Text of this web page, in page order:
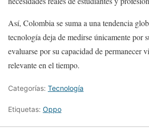
Así, Colombia se suma a una tendencia
tecnología deja de medirse únicamente por
evaluarse por su capacidad de permanecer
relevante en el tiempo.
Categorías: Tecnología
Etiquetas: Oppo